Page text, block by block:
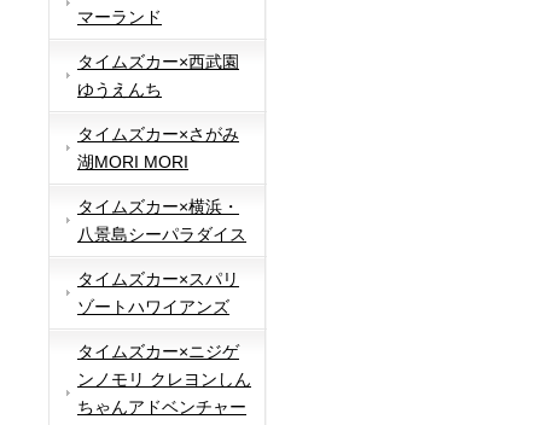
マーランド
タイムズカー×西武園
ゆうえんち
タイムズカー×さがみ
湖MORI MORI
タイムズカー×横浜・
八景島シーパラダイス
タイムズカー×スパリ
ゾートハワイアンズ
タイムズカー×ニジゲ
ンノモリ クレヨンしん
ちゃんアドベンチャー